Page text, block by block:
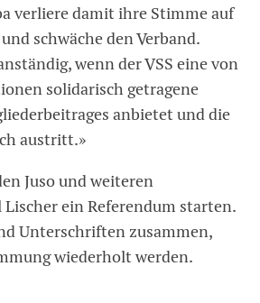
verliere damit ihre Stimme auf
schwäche den Verband.
wenn der VSS eine von
solidarisch getragene
anbietet und die
austritt.»
Juso und weiteren
ein Referendum starten.
Unterschriften zusammen,
wiederholt werden.